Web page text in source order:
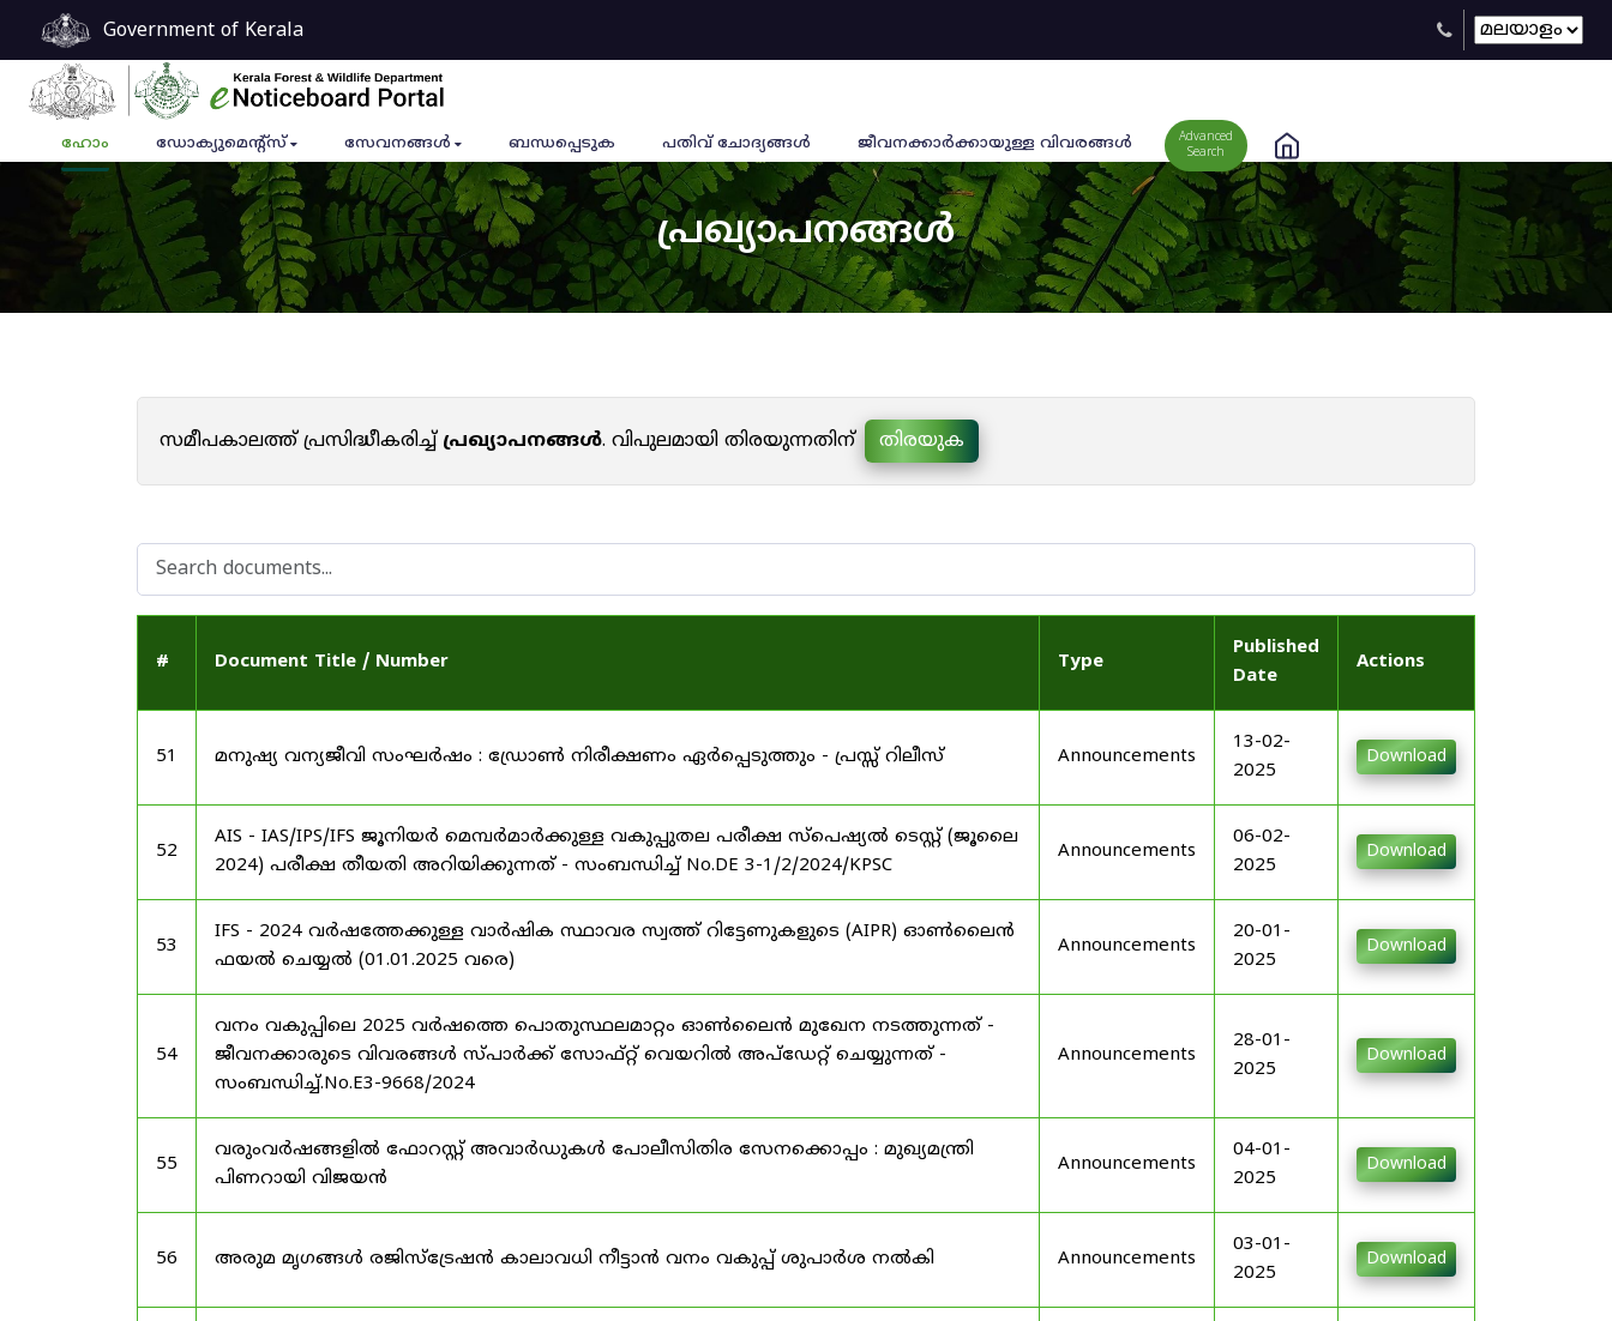
Government of Kerala
ഹോം ഡോക്യുമെൻ്റ്സ് സേവനങ്ങൾ ബന്ധപ്പെടുക പതിവ് ചോദ്യങ്ങൾ ജീവനക്കാര്‍ക്കായുള്ള വിവരങ്ങള്‍
Advanced
Search
പ്രഖ്യാപനങ്ങൾ
സമീപകാലത്ത് പ്രസിദ്ധീകരിച്ച്പ്രഖ്യാപനങ്ങൾ. വിപുലമായി തിരയുന്നതിന് തിരയുക
# Document Title / Number Type
Published
Date
Actions
51 മനുഷ്യ വന്യജീവി സംഘർഷം : ഡ്രോൺ നിരീക്ഷണം ഏർപ്പെടുത്തും - പ്രസ്സ് റിലീസ് Announcements
13-02-
2025
Download
52
AIS - IAS/IPS/IFS ജൂനിയർ മെമ്പർമാർക്കുള്ള വകുപ്പുതല പരീക്ഷ സ്പെഷ്യൽ ടെസ്റ്റ് (ജൂലൈ
2024) പരീക്ഷ തീയതി അറിയിക്കുന്നത് - സംബന്ധിച്ച് No.DE 3-1/2/2024/KPSC
Announcements
06-02-
2025
Download
53
IFS - 2024 വർഷത്തേക്കുള്ള വാർഷിക സ്ഥാവര സ്വത്ത് റിട്ടേണുകളുടെ (AIPR) ഓൺലൈൻ
ഫയൽ ചെയ്യൽ (01.01.2025 വരെ)
Announcements
20-01-
2025
Download
54
വനം വകുപ്പിലെ 2025 വർഷത്തെ പൊതുസ്ഥലമാറ്റം ഓൺലൈൻ മുഖേന നടത്തുന്നത് -
ജീവനക്കാരുടെ വിവരങ്ങൾ സ്പാർക്ക് സോഫ്റ്റ് വെയറിൽ അപ്ഡേറ്റ് ചെയ്യുന്നത് -
സംബന്ധിച്ച്.No.E3-9668/2024
Announcements
28-01-
2025
Download
55
വരുംവർഷങ്ങളിൽ ഫോറസ്റ്റ് അവാർഡുകൾ പോലീസിതിര സേനക്കൊപ്പം : മുഖ്യമന്ത്രി
പിണറായി വിജയൻ
Announcements
04-01-
2025
Download
56 അരുമ മൃഗങ്ങൾ രജിസ്‌ട്രേഷൻ കാലാവധി നീട്ടാൻ വനം വകുപ്പ് ശുപാർശ നൽകി Announcements
03-01-
2025
Download